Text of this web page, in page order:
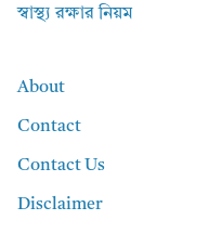
স্বাস্থ্য রক্ষার নিয়ম
About
Contact
Contact Us
Disclaimer